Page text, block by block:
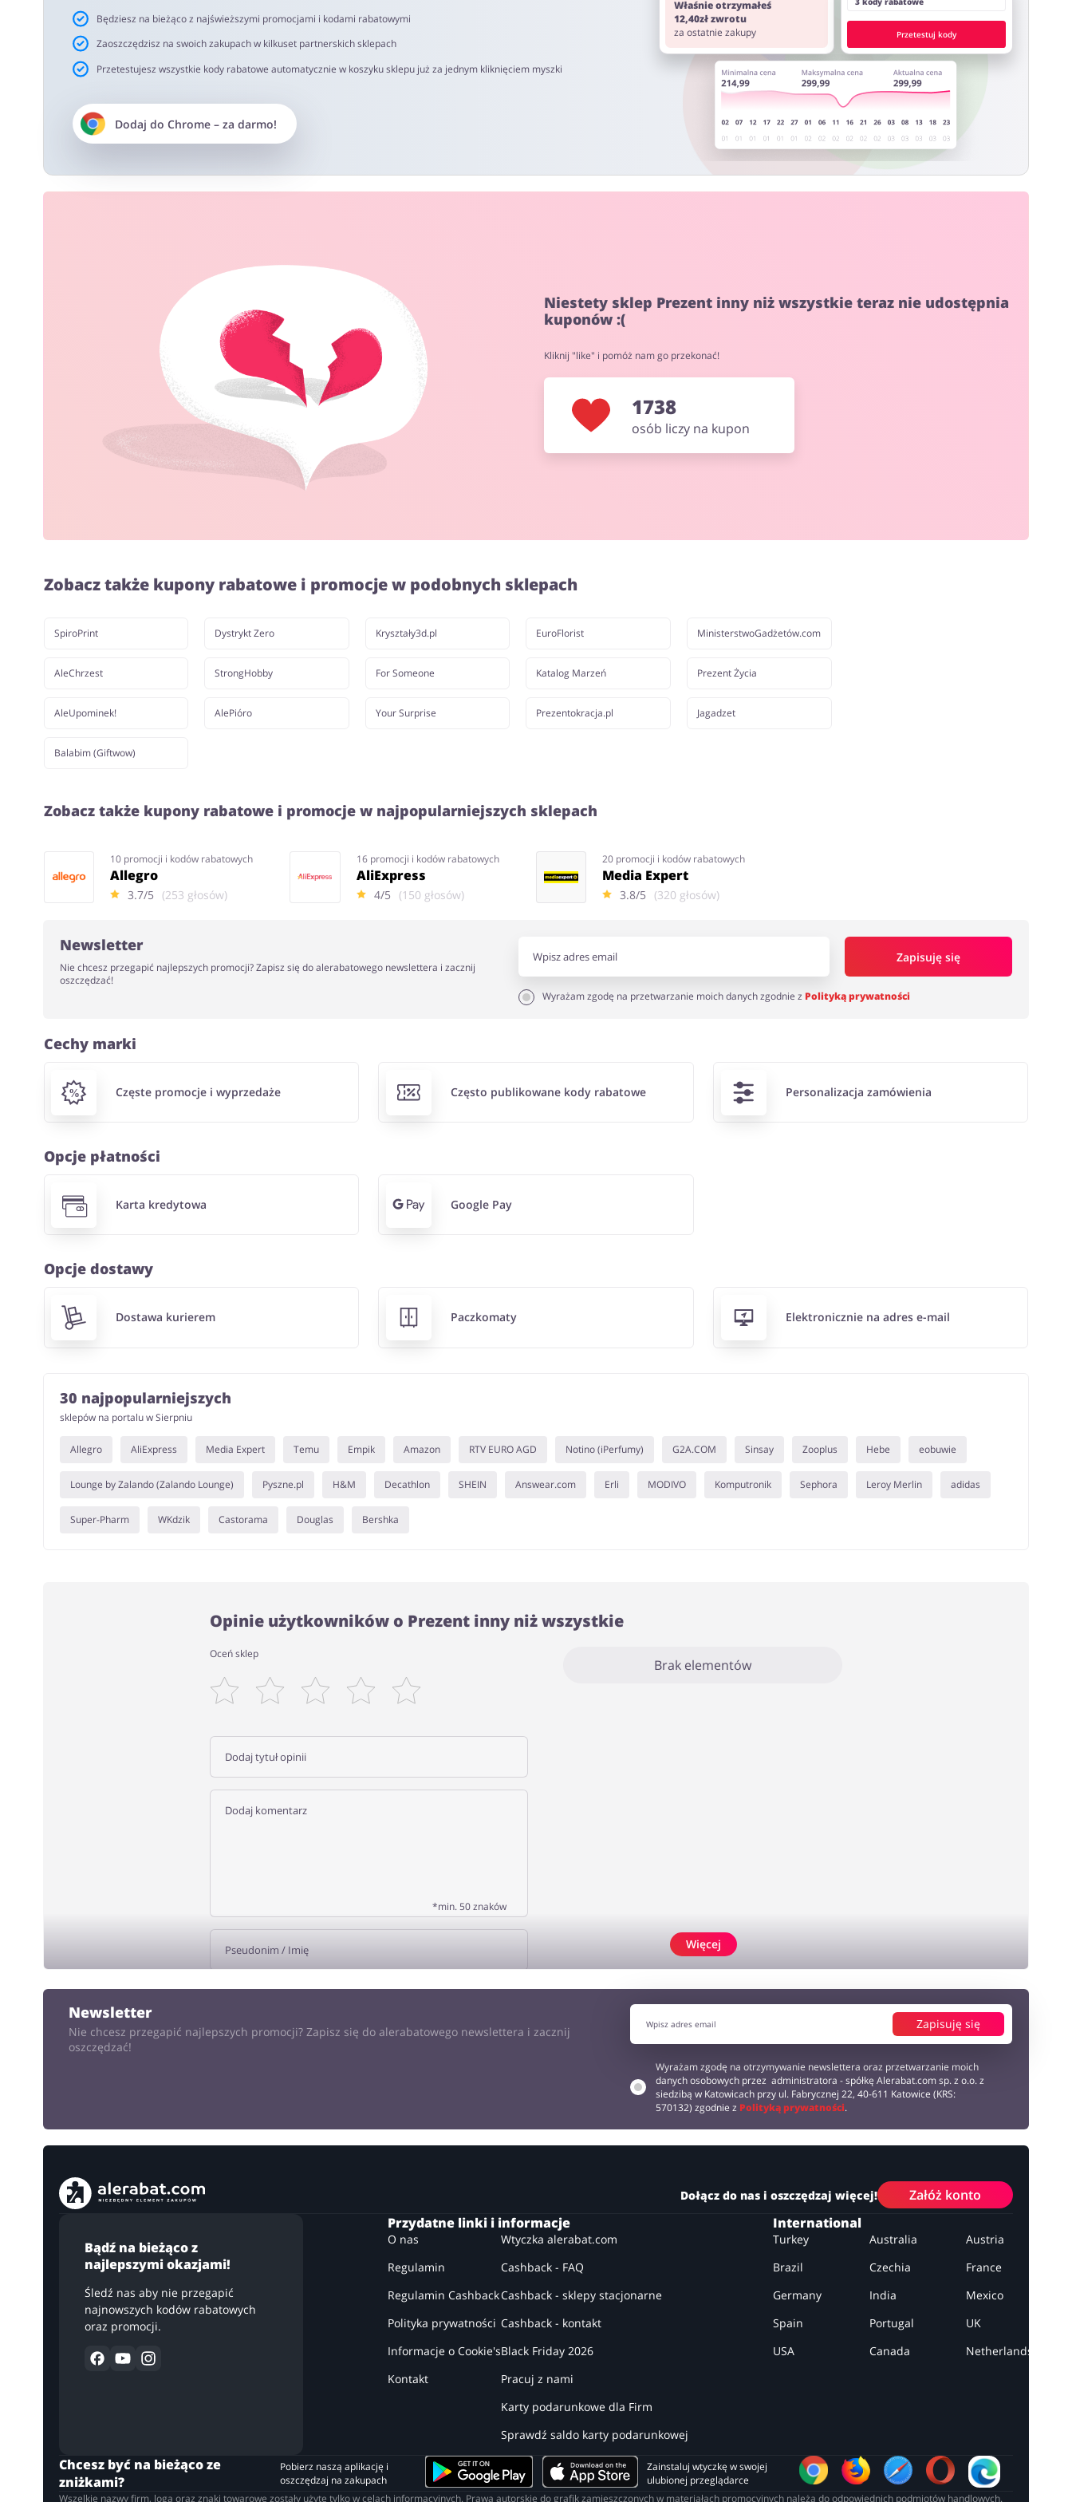
Będziesz na bieżąco z najświeższymi promocjami i kodami rabatowymi
Zaoszczędzisz na swoich zakupach w kilkuset partnerskich sklepach
Przetestujesz wszystkie kody rabatowe automatycznie w koszyku sklepu już za jednym kliknięciem myszki
Dodaj do Chrome– za darmo!
Właśnie otrzymałeś
12,40zł zwrotu
za ostatnie zakupy
Przetestuj kody
Niestety sklep Prezent inny niż wszystkie teraz nie udostępnia
kuponów :(
Kliknij "like" i pomóż nam go przekonać!
1738
osób liczy na kupon
Zobacz także kupony rabatowe i promocje w podobnych sklepach
SpiroPrint
AleChrzest
AleUpominek!
Dystrykt Zero
StrongHobby
AlePióro
Kryształy3d.pl
For Someone
Your Surprise
EuroFlorist
Katalog Marzeń
Prezentokracja.pl
MinisterstwoGadżetów.com
Prezent Życia
Jagadzet
Balabim (Giftwow)
Zobacz także kupony rabatowe i promocje w najpopularniejszych sklepach
10 promocji i kodów rabatowych
Allegro
3.7/5 (253 głosów)
16 promocji i kodów rabatowych
AliExpress
4/5 (150 głosów)
20 promocji i kodów rabatowych
Media Expert
3.8/5 (320 głosów)
Newsletter
Nie chcesz przegapić najlepszych promocji? Zapisz się do alerabatowego newslettera i zacznij
oszczędzać!
Zapisuję się
Wyrażam zgodę na przetwarzanie moich danych zgodnie z Polityką prywatności
Cechy marki
Częste promocje i wyprzedaże Często publikowane kody rabatowe Personalizacja zamówienia
Opcje płatności
Karta kredytowa Google Pay
Opcje dostawy
Dostawa kurierem Paczkomaty Elektronicznie na adres e-mail
30 najpopularniejszych
sklepów na portalu w Sierpniu
Allegro AliExpress Media Expert Temu Empik Amazon RTV EURO AGD Notino (iPerfumy) G2A.COM Sinsay Zooplus Hebe eobuwie
Lounge by Zalando (Zalando Lounge) Pyszne.pl H&M Decathlon SHEIN Answear.com Erli MODIVO Komputronik Sephora Leroy Merlin adidas
Super-Pharm WKdzik Castorama Douglas Bershka
Opinie użytkowników o Prezent inny niż wszystkie
Oceń sklep
*min. 50 znaków
Brak elementów
Więcej
Newsletter
Nie chcesz przegapić najlepszych promocji? Zapisz się do alerabatowego newslettera i zacznij
oszczędzać!
Zapisuję się
Wyrażam zgodę na otrzymywanie newslettera oraz przetwarzanie moich
danych osobowych przez administratora - spółkę Alerabat.com sp. z o.o. z
siedzibą w Katowicach przy ul. Fabrycznej 22, 40-611 Katowice (KRS:
570132) zgodnie z Polityką prywatności.
Dołącz do nas i oszczędzaj więcej! Załóż konto
Bądź na bieżąco z
najlepszymi okazjami!
Śledź nas aby nie przegapić
najnowszych kodów rabatowych
oraz promocji.
Przydatne linki i informacje
O nas
Regulamin
Regulamin Cashback
Polityka prywatności
Informacje o Cookie's
Kontakt
Wtyczka alerabat.com
Cashback - FAQ
Cashback - sklepy stacjonarne
Cashback - kontakt
Black Friday 2026
Pracuj z nami
Karty podarunkowe dla Firm
Sprawdź saldo karty podarunkowej
International
Turkey Australia
Austria
Brazil
Czechia
France
Germany
India
Mexico
Spain
Portugal
UK
USA
Canada Netherlands
Chcesz być na bieżąco ze
zniżkami?
Pobierz naszą aplikację i
oszczędzaj na zakupach
Zainstaluj wtyczkę w swojej
ulubionej przeglądarce
Wszelkie nazwy firm, loga oraz znaki towarowe zostały użyte tylko w celach informacyjnych. Prawa autorskie do grafik zamieszczonych w materiałach promocyjnych należą do odpowiednich podmiotów handlowych.